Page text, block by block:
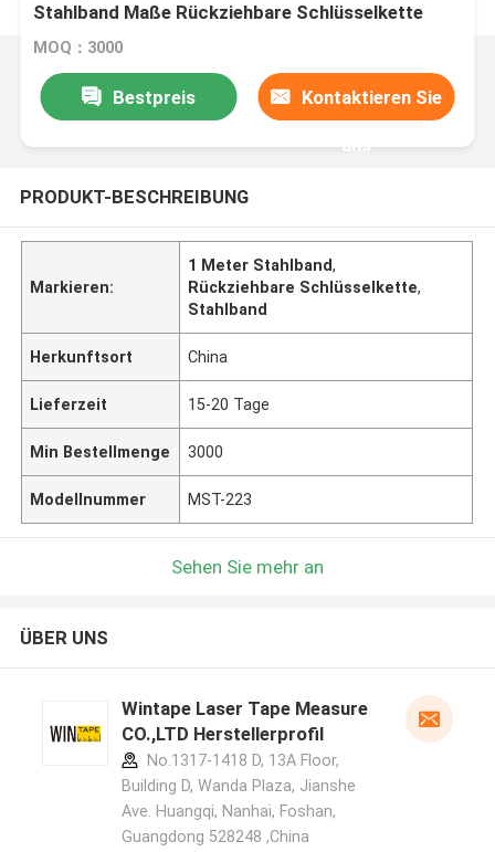
Stahlband Maße Rückziehbare Schlüsselkette
Tape Maße Meter-Tape Schlüsselkette
MOQ：3000
Bestpreis Kontaktieren Sie
uns
PRODUKT-BESCHREIBUNG
Markieren:
1 Meter Stahlband,
Rückziehbare Schlüsselkette,
Stahlband
Herkunftsort China
Lieferzeit 15-20 Tage
Min Bestellmenge 3000
Modellnummer MST-223
Sehen Sie mehr an
ÜBER UNS
Wintape Laser Tape Measure
CO.,LTD Herstellerprofil
No.1317-1418 D, 13A Floor,
Building D, Wanda Plaza, Jianshe
Ave. Huangqi, Nanhai, Foshan,
Guangdong 528248 ,China